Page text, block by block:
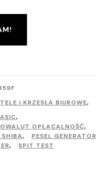
I KRZESŁA BIUROWE,
,
OPŁACALNOŚĆ,
, PESEL GENERATOR
, SPIT TEST